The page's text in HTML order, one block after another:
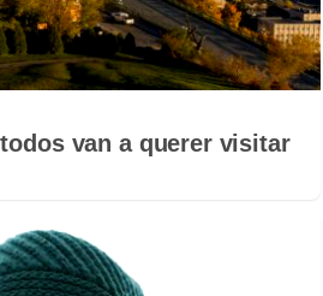
van a querer visitar